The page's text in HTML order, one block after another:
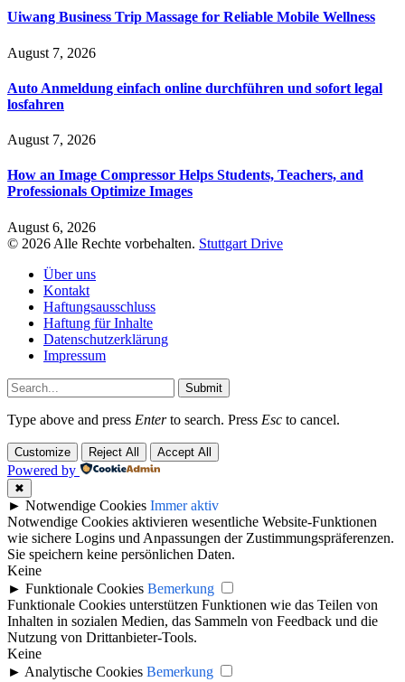
Uiwang Business Trip Massage for Reliable Mobile Wellness
August 7, 2026
Auto Anmeldung einfach online durchführen und sofort legal
losfahren
August 7, 2026
How an Image Compressor Helps Students, Teachers, and
Professionals Optimize Images
August 6, 2026
© 2026 Alle Rechte vorbehalten. Stuttgart Drive
Über uns
Kontakt
Haftungsausschluss
Haftung für Inhalte
Datenschutzerklärung
Impressum
Submit
Type above and press Enterto search. Press Esc to cancel.
Customize Reject All Accept All
Powered by
✖
► Notwendige Cookies Immer aktiv
Notwendige Cookies aktivieren wesentliche Website-Funktionen
wie sichere Logins und Anpassungen der Zustimmungspräferenzen.
Sie speichern keine persönlichen Daten.
Keine
► Funktionale Cookies Bemerkung
Funktionale Cookies unterstützen Funktionen wie das Teilen von
Inhalten in sozialen Medien, das Sammeln von Feedback und die
Nutzung von Drittanbieter-Tools.
Keine
► Analytische Cookies Bemerkung